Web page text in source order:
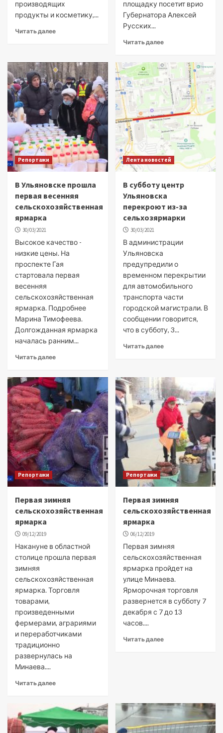
производящих
продукты и косметику,...
Читать далее
площадку посетит врио
Губернатора Алексей
Русских...
Читать далее
Репортажи
В Ульяновске прошла
первая весенняя
сельскохозяйственная
ярмарка
30/03/2021
Высокое качество -
низкие цены. На
проспекте Гая
стартовала первая
весенняя
сельскохозяйственная
ярмарка. Подробнее
Марина Тимофеева.
Долгожданная ярмарка
началась ранним...
Читать далее
Лента новостей
В субботу центр
Ульяновска
перекроют из-за
сельхозярмарки
30/03/2021
В администрации
Ульяновска
предупредили о
временном перекрытии
для автомобильного
транспорта части
городской магистрали. В
сообщении говорится,
что в субботу, 3...
Читать далее
Репортажи
Первая зимняя
сельскохозяйственная
ярмарка
09/12/2019
Накануне в областной
столице прошла первая
зимняя
сельскохозяйственная
ярмарка. Торговля
товарами,
произведенными
фермерами, аграриями
и переработчиками
традиционно
развернулась на
Минаева....
Читать далее
Репортажи
Первая зимняя
сельскохозяйственная
ярмарка
06/12/2019
Первая зимняя
сельскохозяйственная
ярмарка пройдет на
улице Минаева.
Ярморочная торговля
развернется в субботу 7
декабря с 7 до 13
часов....
Читать далее